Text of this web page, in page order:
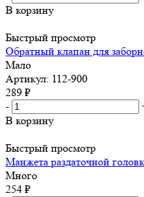
В корзину
Быстрый просмотр
Обратный клапан для
Мало
Артикул: 112-900
289 ₽
-
В корзину
Быстрый просмотр
Манжета раздаточной
Много
254 ₽